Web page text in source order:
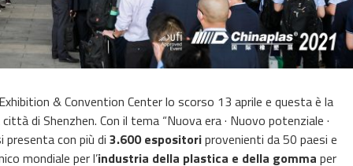
& Convention Center lo scorso 13 aprile e questa è la
di Shenzhen. Con il tema “Nuova era · Nuovo potenziale ·
presenta con più di 3.600 espositoriprovenienti da 50 paesi e
mondiale per l’industria della plastica e della gomma per